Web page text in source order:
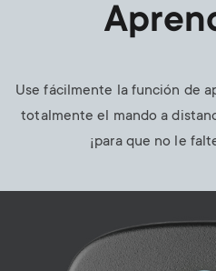
Use fácilmente la función de
totalmente el mando a
¡para que no le